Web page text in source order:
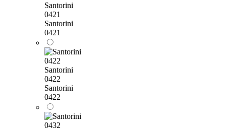
Santorini
0421
Santorini
0421
Santorini
0422
Santorini
0422